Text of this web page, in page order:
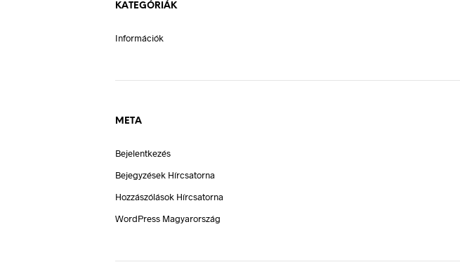
KATEGÓRIÁK
Információk
META
Bejelentkezés
Bejegyzések Hírcsatorna
Hozzászólások Hírcsatorna
WordPress Magyarország